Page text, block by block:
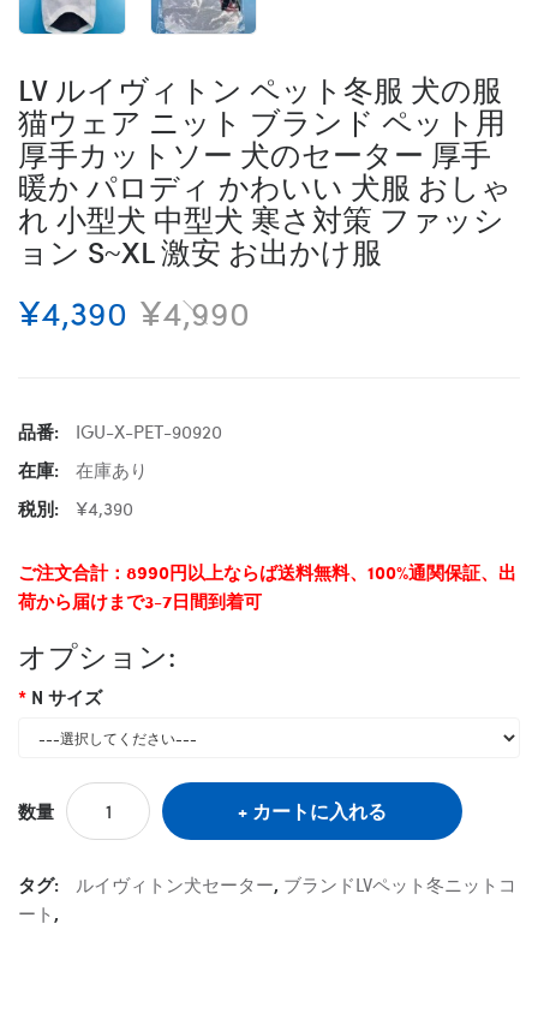
LV ルイヴィトン ペット冬服 犬の服
猫ウェア ニット ブランド ペット用
厚手カットソー 犬のセーター 厚手
暖か パロディ かわいい 犬服 おしゃ
れ 小型犬 中型犬 寒さ対策 ファッシ
ョン S~XL 激安 お出かけ服
¥4,390 ¥4,990
品番:
IGU-X-PET-90920
在庫:
在庫あり
税別:
¥4,390
ご注文合計：8990円以上ならば送料無料、100%通関保証、出
荷から届けまで3-7日間到着可
オプション:
N サイズ
数量 カートに入れる
タグ: ルイヴィトン犬セーター, ブランドLVペット冬ニットコ
ート ,